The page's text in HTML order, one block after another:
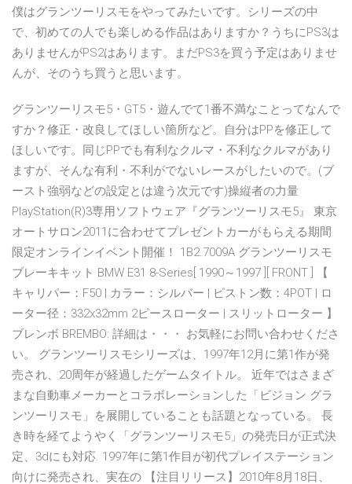
僕はグランツーリスモをやってみたいです。シリーズの中
で、初めての人でも楽しめる作品はありますか？うちにPS3は
ありませんがPS2はあります。まだPS3を買う予定はありませ
んが、そのうち買うと思います。
グランツーリスモ5・GT5・遊んでて1番不満なことってなんで
すか？修正・改良してほしい箇所など。自分はPPを修正して
ほしいです。同じPPでも有利なクルマ・不利なクルマがあり
ますが、そんな有利・不利がでないレースがしたいので。(ブ
ースト強弱などの設定とは違う次元です)操縦者の力量
PlayStation(R)3専用ソフトウェア『グランツーリスモ5』 東京
オートサロン2011に合わせてプレゼントカーがもらえる期間
限定オンラインイベント開催！ 1B2.7009A グランツーリスモ
ブレーキキット BMW E31 8-Series[ 1990～1997 ][ FRONT ] 【
キャリパー：F50 | カラー：シルバー | ピストン数：4POT | ロ
ーター径：332x32mm 2ピースローター | スリットローター 】
ブレンボ BREMBO: 詳細は・・・ お気軽にお問い合わせくださ
い。 グランツーリスモシリーズは、1997年12月に第1作が発
売され、20周年が経過したゲームタイトル。 近年ではさまざ
まな自動車メーカーとコラボレーションした「ビジョン グラ
ンツーリスモ」を展開していることも話題となっている。 長
き時を経てようやく「グランツーリスモ5」の発売日が正式決
定、3dにも対応. 1997年に第1作目が初代プレイステーション
向けに発売され、実在の 【注目リリース】2010年8月18日、